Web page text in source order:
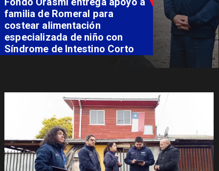
familia de Romeral para
costear alimentación
especializada de niño con
Síndrome de Intestino Corto